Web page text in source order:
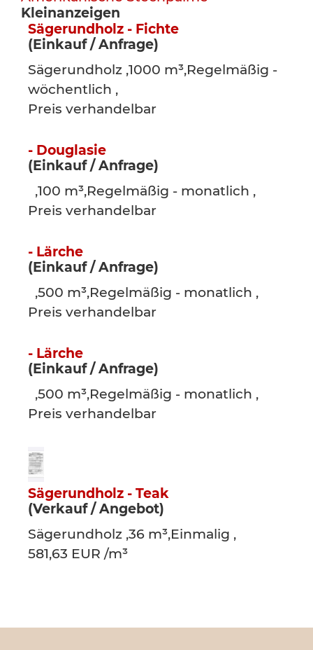
Kleinanzeigen
Sägerundholz - Fichte
(Einkauf / Anfrage)
Sägerundholz ,1000 m³,Regelmäßig -
wöchentlich ,
Preis verhandelbar
- Douglasie
(Einkauf / Anfrage)
,100 m³,Regelmäßig - monatlich ,
Preis verhandelbar
- Lärche
(Einkauf / Anfrage)
,500 m³,Regelmäßig - monatlich ,
Preis verhandelbar
- Lärche
(Einkauf / Anfrage)
,500 m³,Regelmäßig - monatlich ,
Preis verhandelbar
Sägerundholz - Teak
(Verkauf / Angebot)
Sägerundholz ,36 m³,Einmalig ,
581,63 EUR /m³